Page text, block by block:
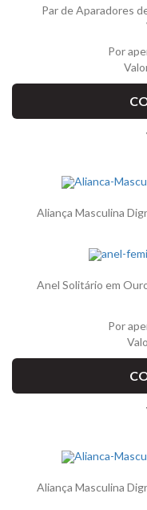
Par de Aparadores
Por
Aliança Masculina
Anel Solitário em
Por
Aliança Masculina